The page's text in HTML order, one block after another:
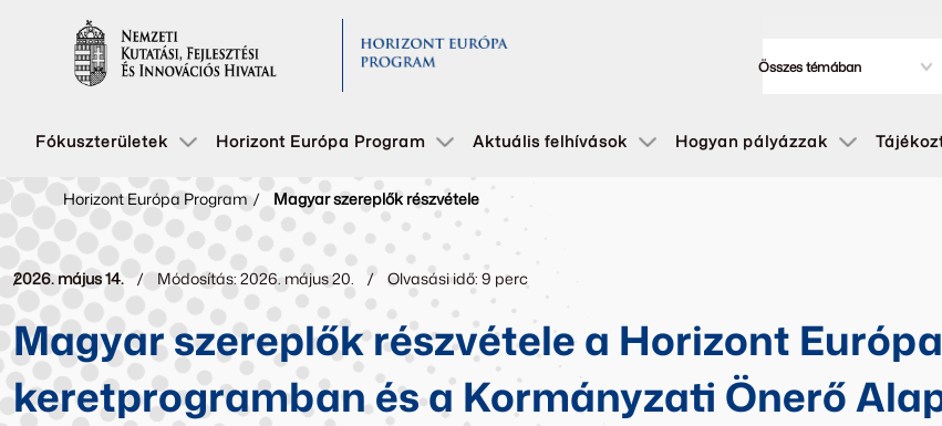
Fókuszterületek Horizont Európa Program Aktuális felhívások Hogyan pályázzak
Horizont Európa Program / Magyar szereplők részvétele
2026. május 14. Módosítás: 2026. május 20. Olvasási idő: 9 perc
Magyar szereplők részvétele a Horizont Európa
keretprogramban és a Kormányzati Önerő